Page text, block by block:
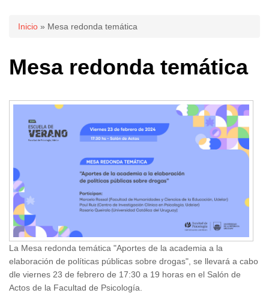
Se encuentra usted aquí
Inicio » Mesa redonda temática
Mesa redonda temática
La Mesa redonda temática "Aportes de la academia a la
elaboración de políticas públicas sobre drogas", se llevará a cabo
dle viernes 23 de febrero de 17:30 a 19 horas en el Salón de
Actos de la Facultad de Psicología.